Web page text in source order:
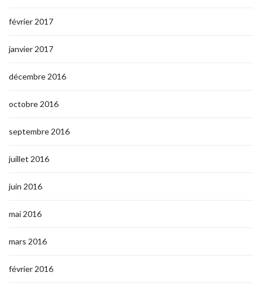
février 2017
janvier 2017
décembre 2016
octobre 2016
septembre 2016
juillet 2016
juin 2016
mai 2016
mars 2016
février 2016